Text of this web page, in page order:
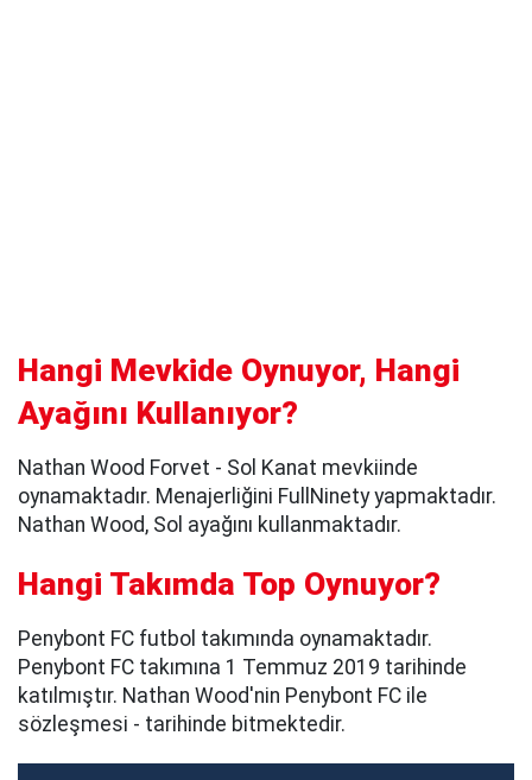
Hangi Mevkide Oynuyor, Hangi
Ayağını Kullanıyor?
Nathan Wood Forvet - Sol Kanat mevkiinde
oynamaktadır. Menajerliğini FullNinety yapmaktadır.
Nathan Wood, Sol ayağını kullanmaktadır.
Hangi Takımda Top Oynuyor?
Penybont FC futbol takımında oynamaktadır.
Penybont FC takımına 1 Temmuz 2019 tarihinde
katılmıştır. Nathan Wood'nin Penybont FC ile
sözleşmesi - tarihinde bitmektedir.